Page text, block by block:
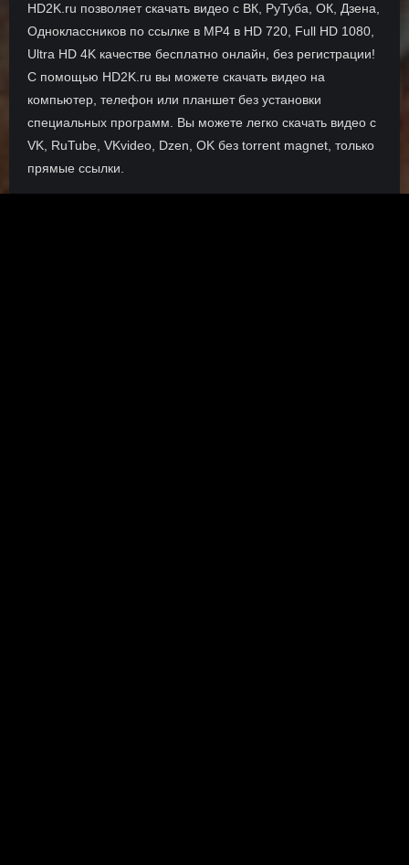
HD2K.ru позволяет скачать видео с ВК, РуТуба, ОК, Дзена,
Одноклассников по ссылке в MP4 в HD 720, Full HD 1080,
Ultra HD 4K качестве бесплатно онлайн, без регистрации!
С помощью HD2K.ru вы можете скачать видео на
компьютер, телефон или планшет без установки
специальных программ. Вы можете легко скачать видео с
VK, RuTube, VKvideo, Dzen, OK без torrent magnet, только
прямые ссылки.